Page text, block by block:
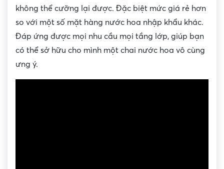
không thể cưỡng lại được. Đặc biệt mức giá rẻ hơn
so với một số mặt hàng nước hoa nhập khẩu khác.
Đáp ứng được mọi nhu cầu mọi tầng lớp, giúp bạn
có thể sở hữu cho mình một chai nước hoa vô cùng
ưng ý.